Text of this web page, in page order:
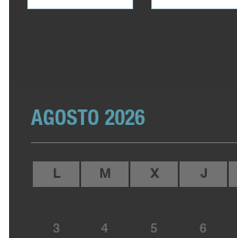
AGOSTO 2026
L M X J
3 4 5 6